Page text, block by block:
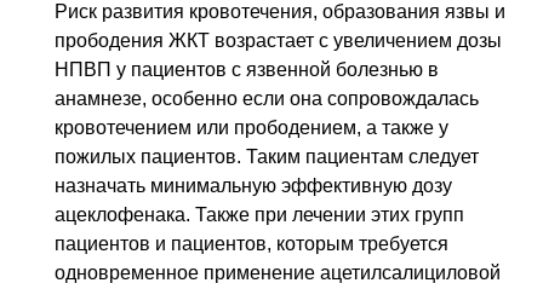
Риск развития кровотечения, образования язвы и
прободения ЖКТ возрастает с увеличением дозы
НПВП у пациентов с язвенной болезнью в
анамнезе, особенно если она сопровождалась
кровотечением или прободением, а также у
пожилых пациентов. Таким пациентам следует
назначать минимальную эффективную дозу
ацеклофенака. Также при лечении этих групп
пациентов и пациентов, которым требуется
одновременное применение ацетилсалициловой